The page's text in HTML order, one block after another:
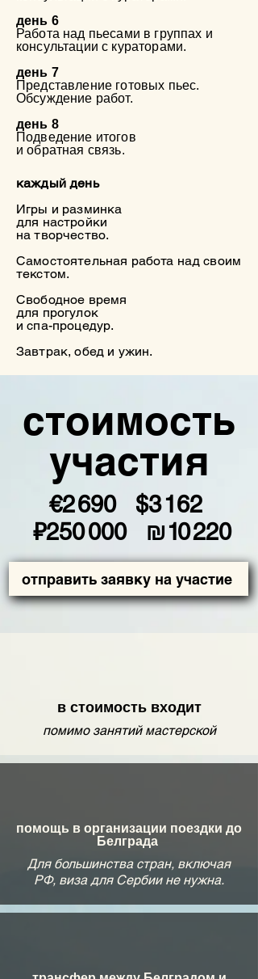
день 6
Работа над пьесами в группах и
консультации с кураторами.
день 7
Представление готовых пьес​.​
Обсуждение работ.
день 8
Подведение итогов
и обратная связь​.
каждый день
Игры и разминка
для настройки
на творчество.
Самостоятельная работа над своим
текстом.
Свободное время
для прогулок
и спа-процедур.
Завтрак, обед и ужин.
стоимость
участия
€2690 $3162
₽250000 ₪10220
отправить заявку на участие
в стоимость входит
помимо занятий мастерской
помощь в организации поездки до
Белграда
Для большинства стран, включая
РФ, виза для Сербии не нужна.